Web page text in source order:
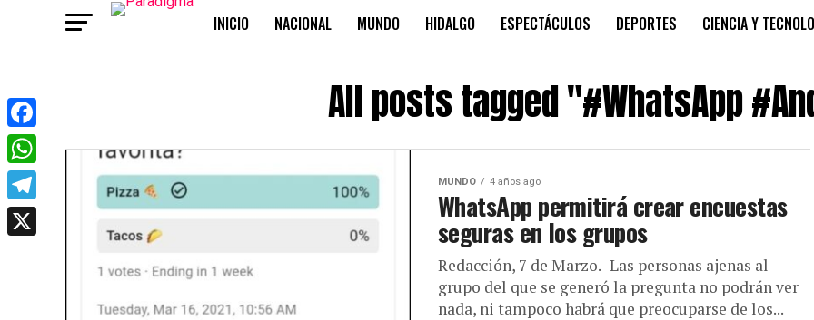
INICIO NACIONAL MUNDO HIDALGO ESPECTÁCULOS DEPORTES CIENCIA Y
All posts tagged "#WhatsApp
MUNDO 4 años ago
WhatsApp permitirá crear encuestas
seguras en los grupos
Redacción, 7 de Marzo.- Las personas ajenas al
grupo del que se generó la pregunta no podrán ver
nada, ni tampoco habrá que preocuparse de los...
Facebook
WhatsApp
Telegram